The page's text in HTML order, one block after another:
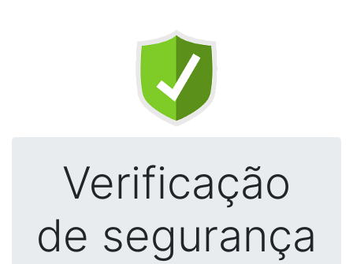
Verificação
de segurança